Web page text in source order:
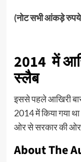
(नोट सभी आंकड़े
2014 में
स्लैब
इससे पहले आखिरी
2014 में किया गया
ओर से सरकार की ओर
About The